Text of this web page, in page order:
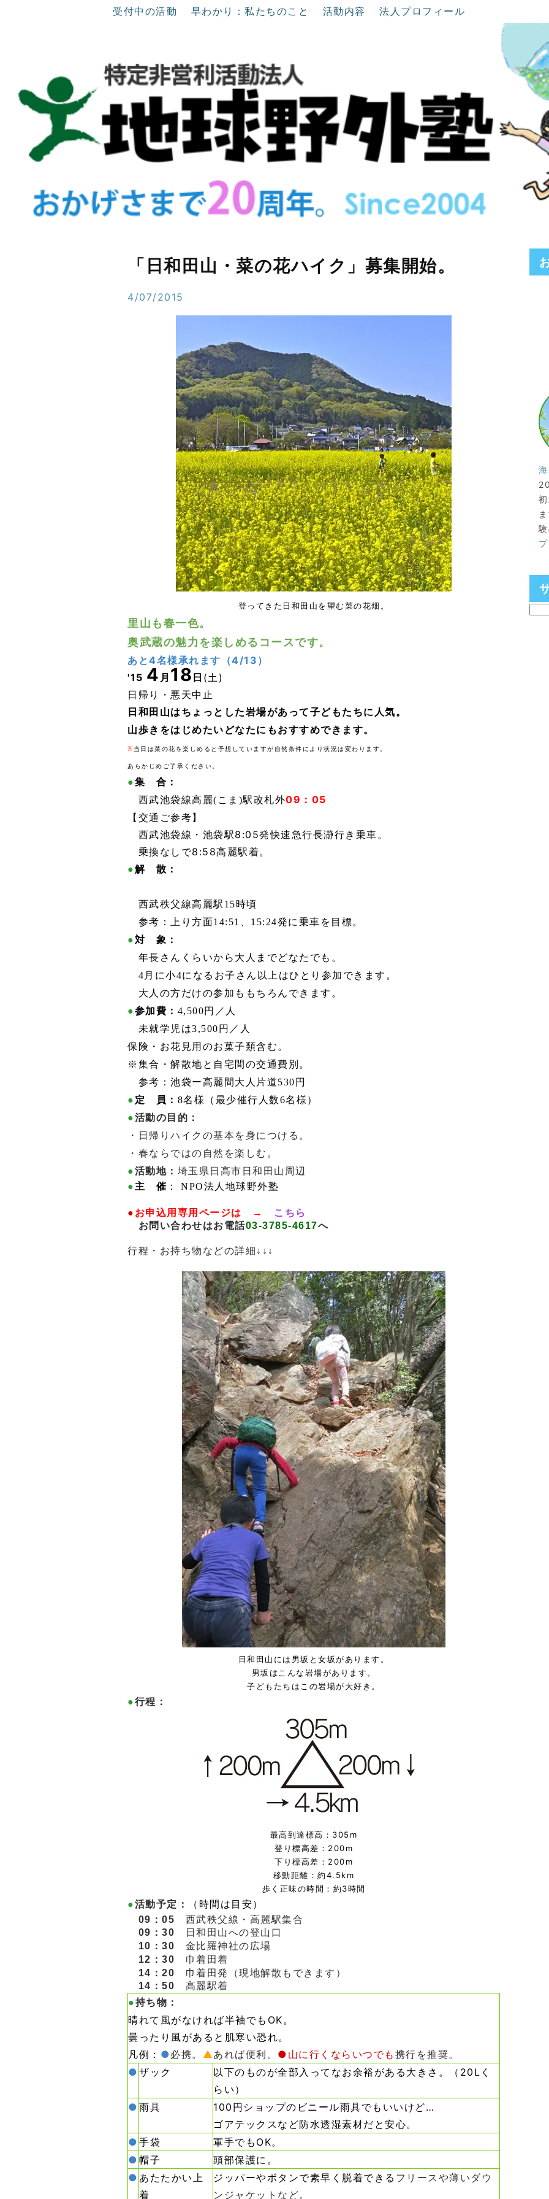
受付中の活動 早わかり：私たちのこと 活動内容 法人プロフィール
「日和田山・菜の花ハイク」募集開始。
4/07/2015
登ってきた日和田山を望む菜の花畑。
里山も春一色。
奥武蔵の魅力を楽しめるコースです。
あと4名様承れます（4/13）
'15 4 月 18 日 (土)
日帰り・ 悪天中止
日和田山はちょっとした岩場があって子どもたちに人気。
山歩きをはじめたいどなたにもおすすめできます。
※ 当日は菜の花を楽しめると予想していますが自然条件により状況は変わります。
あらかじめご了承ください。
●集 合：
西武池袋線高麗(こま )駅改札外09：05
【交通ご参考】
西武池袋線・池袋駅8:05発快速急行長瀞行き 乗車。
乗換なしで8:58高麗駅着。
●解 散：
西武秩父線高麗駅15時頃
参考：上り方面14:51、15:24発に乗車を目標。
●対 象 ：
年長さんくらいから大人までどなたでも。
4月に小4になるお子さん以上はひとり参加できます。
大人の方だけの参加ももちろんできます。
●参加費 ： 4,500円／人
未就学児は3,500円／人
保険・お花見用のお菓子類含む。
※集合・解散地と自宅間の交通費 別。
参考：池袋ー高麗間大人片道530円
● 定 員： 8名様（最少催行人数6名様）
●活動の目的：
・日帰りハイクの基本を身につける。
・春ならではの自然を楽しむ。
●活動地： 埼玉県日高市日和田山周辺
● 主 催 ： NPO法人地球野外塾
● お申込用専用ページは →
こちら
お問い合わせはお電話03-3785-4617へ
行程・お持ち物などの詳細 ↓↓↓
日和田山には男坂と女坂があります。
男坂はこんな岩場があります。
子どもたちはこの岩場が大好き。
●行程：
最高到達標高：305m
登り標高差 ： 200m
下り標高差 ： 200m
移動距離 ：約4.5km
歩く正味の時間 ： 約3時間
●活動予定：
（時間は目安）
09：05 西武秩父線・高麗駅集合
09：30
日和田山への登山口
10：30 金比羅神社の広場
12：30 巾着田着
14：20 巾着田発（現地解散もできます）
14：50 高麗駅着
●持ち物：
晴れて風がなければ半袖でもOK。
曇ったり風があると肌寒い恐れ。
凡例： ●必携。 ▲あれば便利。 ●山に行くならいつでも 携行を推奨。
● ザック
以下のものが全部入ってなお余裕がある大きさ。（20Lく
らい）
● 雨具
100円ショップのビニール雨具でもいいけど…
ゴアテックスなど防水透湿素材だと安心。
● 手袋
軍手でもOK。
● 帽子
頭部保護に。
● あたたかい上
着
ジッパーやボタンで素早く脱着できる フリースや薄いダウ
ンジャケットなど。